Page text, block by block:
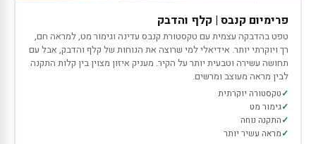
פרימיום קנבס | קלף והדבק
טפט בהדבקה עצמית עם טקסטורת קנבס עדינה וגימור מט, למראה חם,
רך ויוקרתי יותר. אידיאלי למי שרוצה את הנוחות של קלף והדבק, אבל עם
תחושה עשירה וטבעית יותר על הקיר. מעניק איזון מצוין בין קלות התקנה
לבין מראה מעוצב ומרשים.
טקסטורה יוקרתית
גימור מט
התקנה נוחה
מראה עשיר יותר